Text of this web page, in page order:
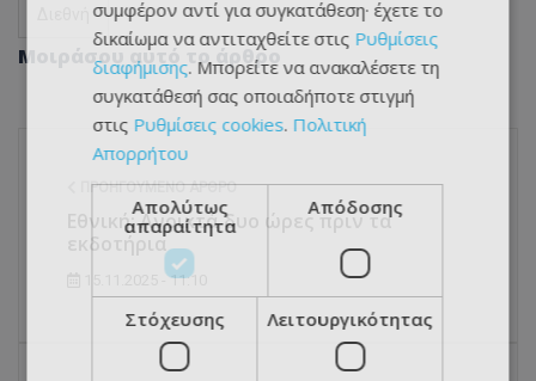
Μοιράσου αυτό το άρθρο
ΠΡΟΗΓΟΎΜΕΝΟ ΆΡΘΡΟ
Εθνική: Ανοικτά δυο ώρες πριν τα
εκδοτήρια
15.11.2025 - 11:10
συμφέρον αντί για συγκατάθεση· έχετε το
δικαίωμα να αντιταχθείτε στις Ρυθμίσεις
διαφήμισης. Μπορείτε να ανακαλέσετε τη
συγκατάθεσή σας οποιαδήποτε στιγμή
στις Ρυθμίσεις cookies. Πολιτική
Απορρήτου
Απολύτως
απαραίτητα
Απόδοσης
Στόχευσης Λειτουργικότητας